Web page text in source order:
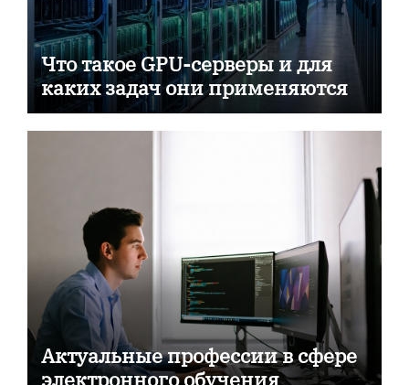
Что такое GPU-серверы и для
каких задач они применяются
Актуальные профессии в сфере
электронного обучения